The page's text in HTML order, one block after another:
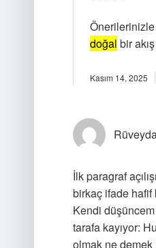
Önerilerinizle
doğal bir
Kasım 14, 2025
İlk paragraf
birkaç ifade hafif
Kendi
tarafa kayıyor:
olmak ne